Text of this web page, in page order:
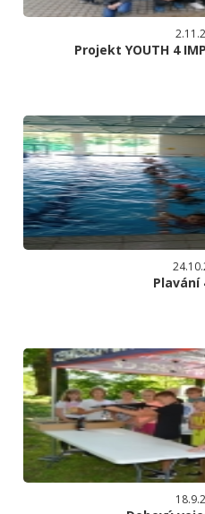
Projekt YOUTH 4
Plavání